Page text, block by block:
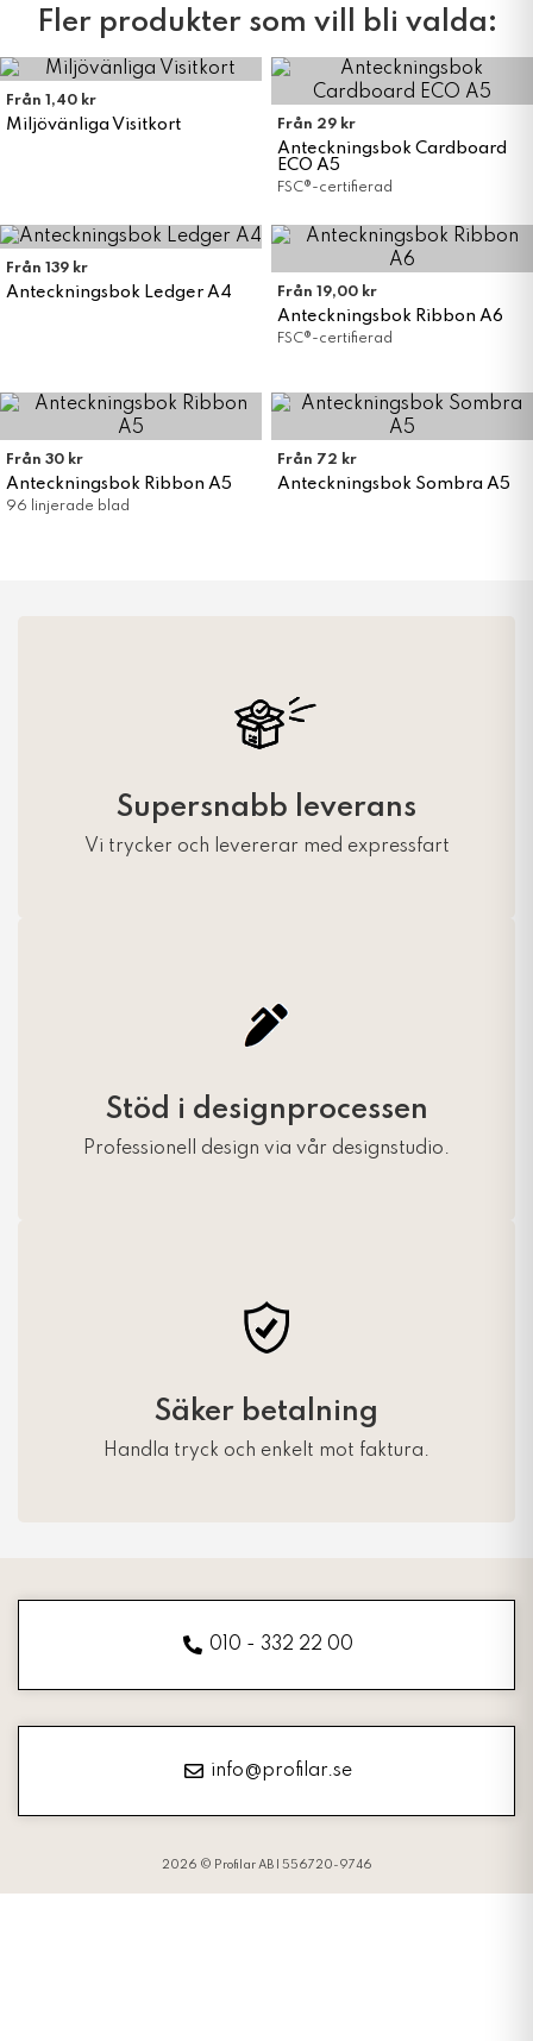
Fler produkter som vill bli valda:
Från 1,40 kr
Miljövänliga Visitkort Från 29 kr
Anteckningsbok Cardboard
ECO A5
FSC®-certifierad
Från 139 kr
Anteckningsbok Ledger A4 Från 19,00 kr
Anteckningsbok Ribbon A6
FSC®-certifierad
Från 30 kr
Anteckningsbok Ribbon A5
96 linjerade blad
Från 72 kr
Anteckningsbok Sombra A5
Supersnabb leverans
Vi trycker och levererar med expressfart
Stöd i designprocessen
Professionell design via vår designstudio.
Säker betalning
Handla tryck och enkelt mot faktura.
010 - 332 22 00
info@profilar.se
2026 © Profilar AB | 556720-9746